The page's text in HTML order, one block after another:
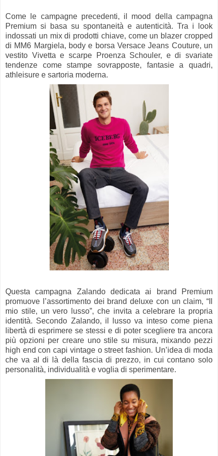
Come le campagne precedenti, il mood della campagna
Premium si basa su spontaneità e autenticità. Tra i look
indossati un mix di prodotti chiave, come un blazer cropped
di MM6 Margiela, body e borsa Versace Jeans Couture, un
vestito Vivetta e scarpe Proenza Schouler, e di svariate
tendenze come stampe sovrapposte, fantasie a quadri,
athleisure e sartoria moderna.
Questa campagna Zalando dedicata ai brand Premium
promuove l’assortimento dei brand deluxe con un claim, “Il
mio stile, un vero lusso”, che invita a celebrare la propria
identità. Secondo Zalando, il lusso va inteso come piena
libertà di esprimere se stessi e di poter scegliere tra ancora
più opzioni per creare uno stile su misura, mixando pezzi
high end con capi vintage o street fashion. Un’idea di moda
che va al di là della fascia di prezzo, in cui contano solo
personalità, individualità e voglia di sperimentare.